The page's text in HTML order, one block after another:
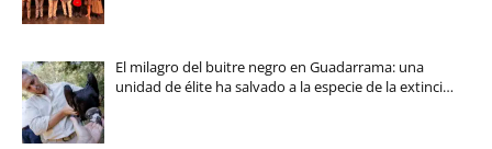
El milagro del buitre negro en Guadarrama: una
unidad de élite ha salvado a la especie de la extinci…